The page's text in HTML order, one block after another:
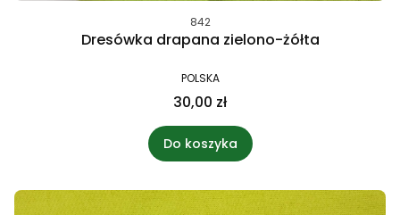
842
Dresówka drapana zielono-żółta
POLSKA
30,00 zł
Do koszyka